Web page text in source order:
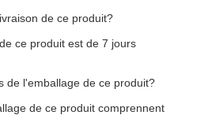
de ce produit?
ce produit est de 7 jours
de l'emballage de ce produit?
de ce produit comprennent